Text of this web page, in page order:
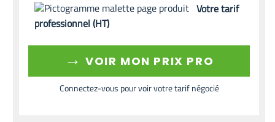
Votre tarif
professionnel (HT)
→ VOIR MON PRIX PRO
Connectez-vous pour voir votre tarif négocié